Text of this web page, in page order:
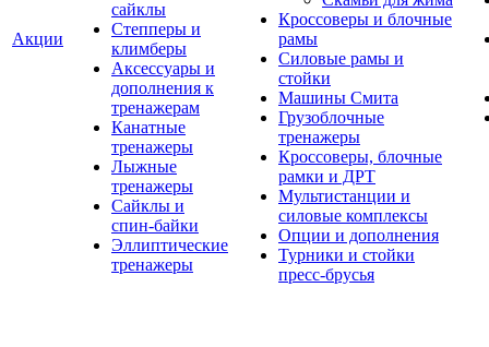
Акции
сайклы
Степперы и
климберы
Аксессуары и
дополнения к
тренажерам
Канатные
тренажеры
Лыжные
тренажеры
Сайклы и
спин-байки
Эллиптические
тренажеры
Кроссоверы и блочные
рамы
Силовые рамы и
стойки
Машины Смита
Грузоблочные
тренажеры
Кроссоверы, блочные
рамки и ДРТ
Мультистанции и
силовые комплексы
Опции и дополнения
Турники и стойки
пресс-брусья